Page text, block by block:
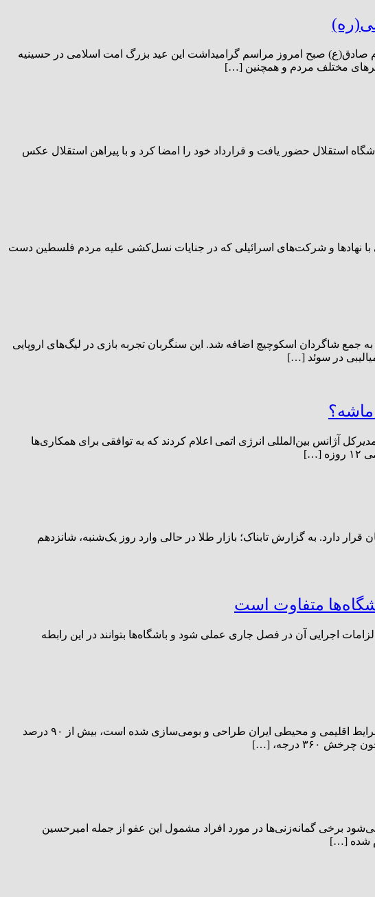
صبح امروز مراسم گرامیداشت این عید بزرگ امت اسلامی در حسینیه
استقلال حضور یافت و قرارداد خود را امضا کرد و با پیراهن استقلال عکس
هرگونه همکاری با نهادها و شرکت‌های اسرائیلی که در جنایات نسل‌کشی علیه مردم فلسطین دست
۲۷ ساله و ۱۹۴ سانتی‌متری سوئدی، با قراردادی رسمی به جمع شاگردان اسکوچیچ اضافه شد. این سنگربان تجربه بازی در لیگ‌های اروپایی
در سوئد […]
ماشه؟
آژانس بین‌المللی انرژی اتمی اعلام کردند که به توافقی برای همکاری‌ها
حاکی از آن است که طلا در کانال ۸ میلیون و ۷۰۰ هزار تومان و سکه در کانال ۹۲ میلیون تومان قرار دارد. به گزارش تابناک؛ بازار طلا در حالی وارد روز یک‌شنبه، شانزدهم
متفاوت است
اجرایی آن در فصل جاری عملی شود و باشگاه‌ها بتوانند در این رابطه
به گزارش خبرگزاری مهر به نقل از معاونت علمی، فناوری و اقتصاد دانش‌بنیان ریاست‌جمهوری، این تراکتور که بر اساس شرایط اقلیمی و محیطی ایران طراحی و بومی‌سازی شده است، بیش از ۹۰ درصد
درجه، […]
برخی گمانه‌زنی‌ها در مورد افراد مشمول این عفو از جمله امیرحسین
شده […]